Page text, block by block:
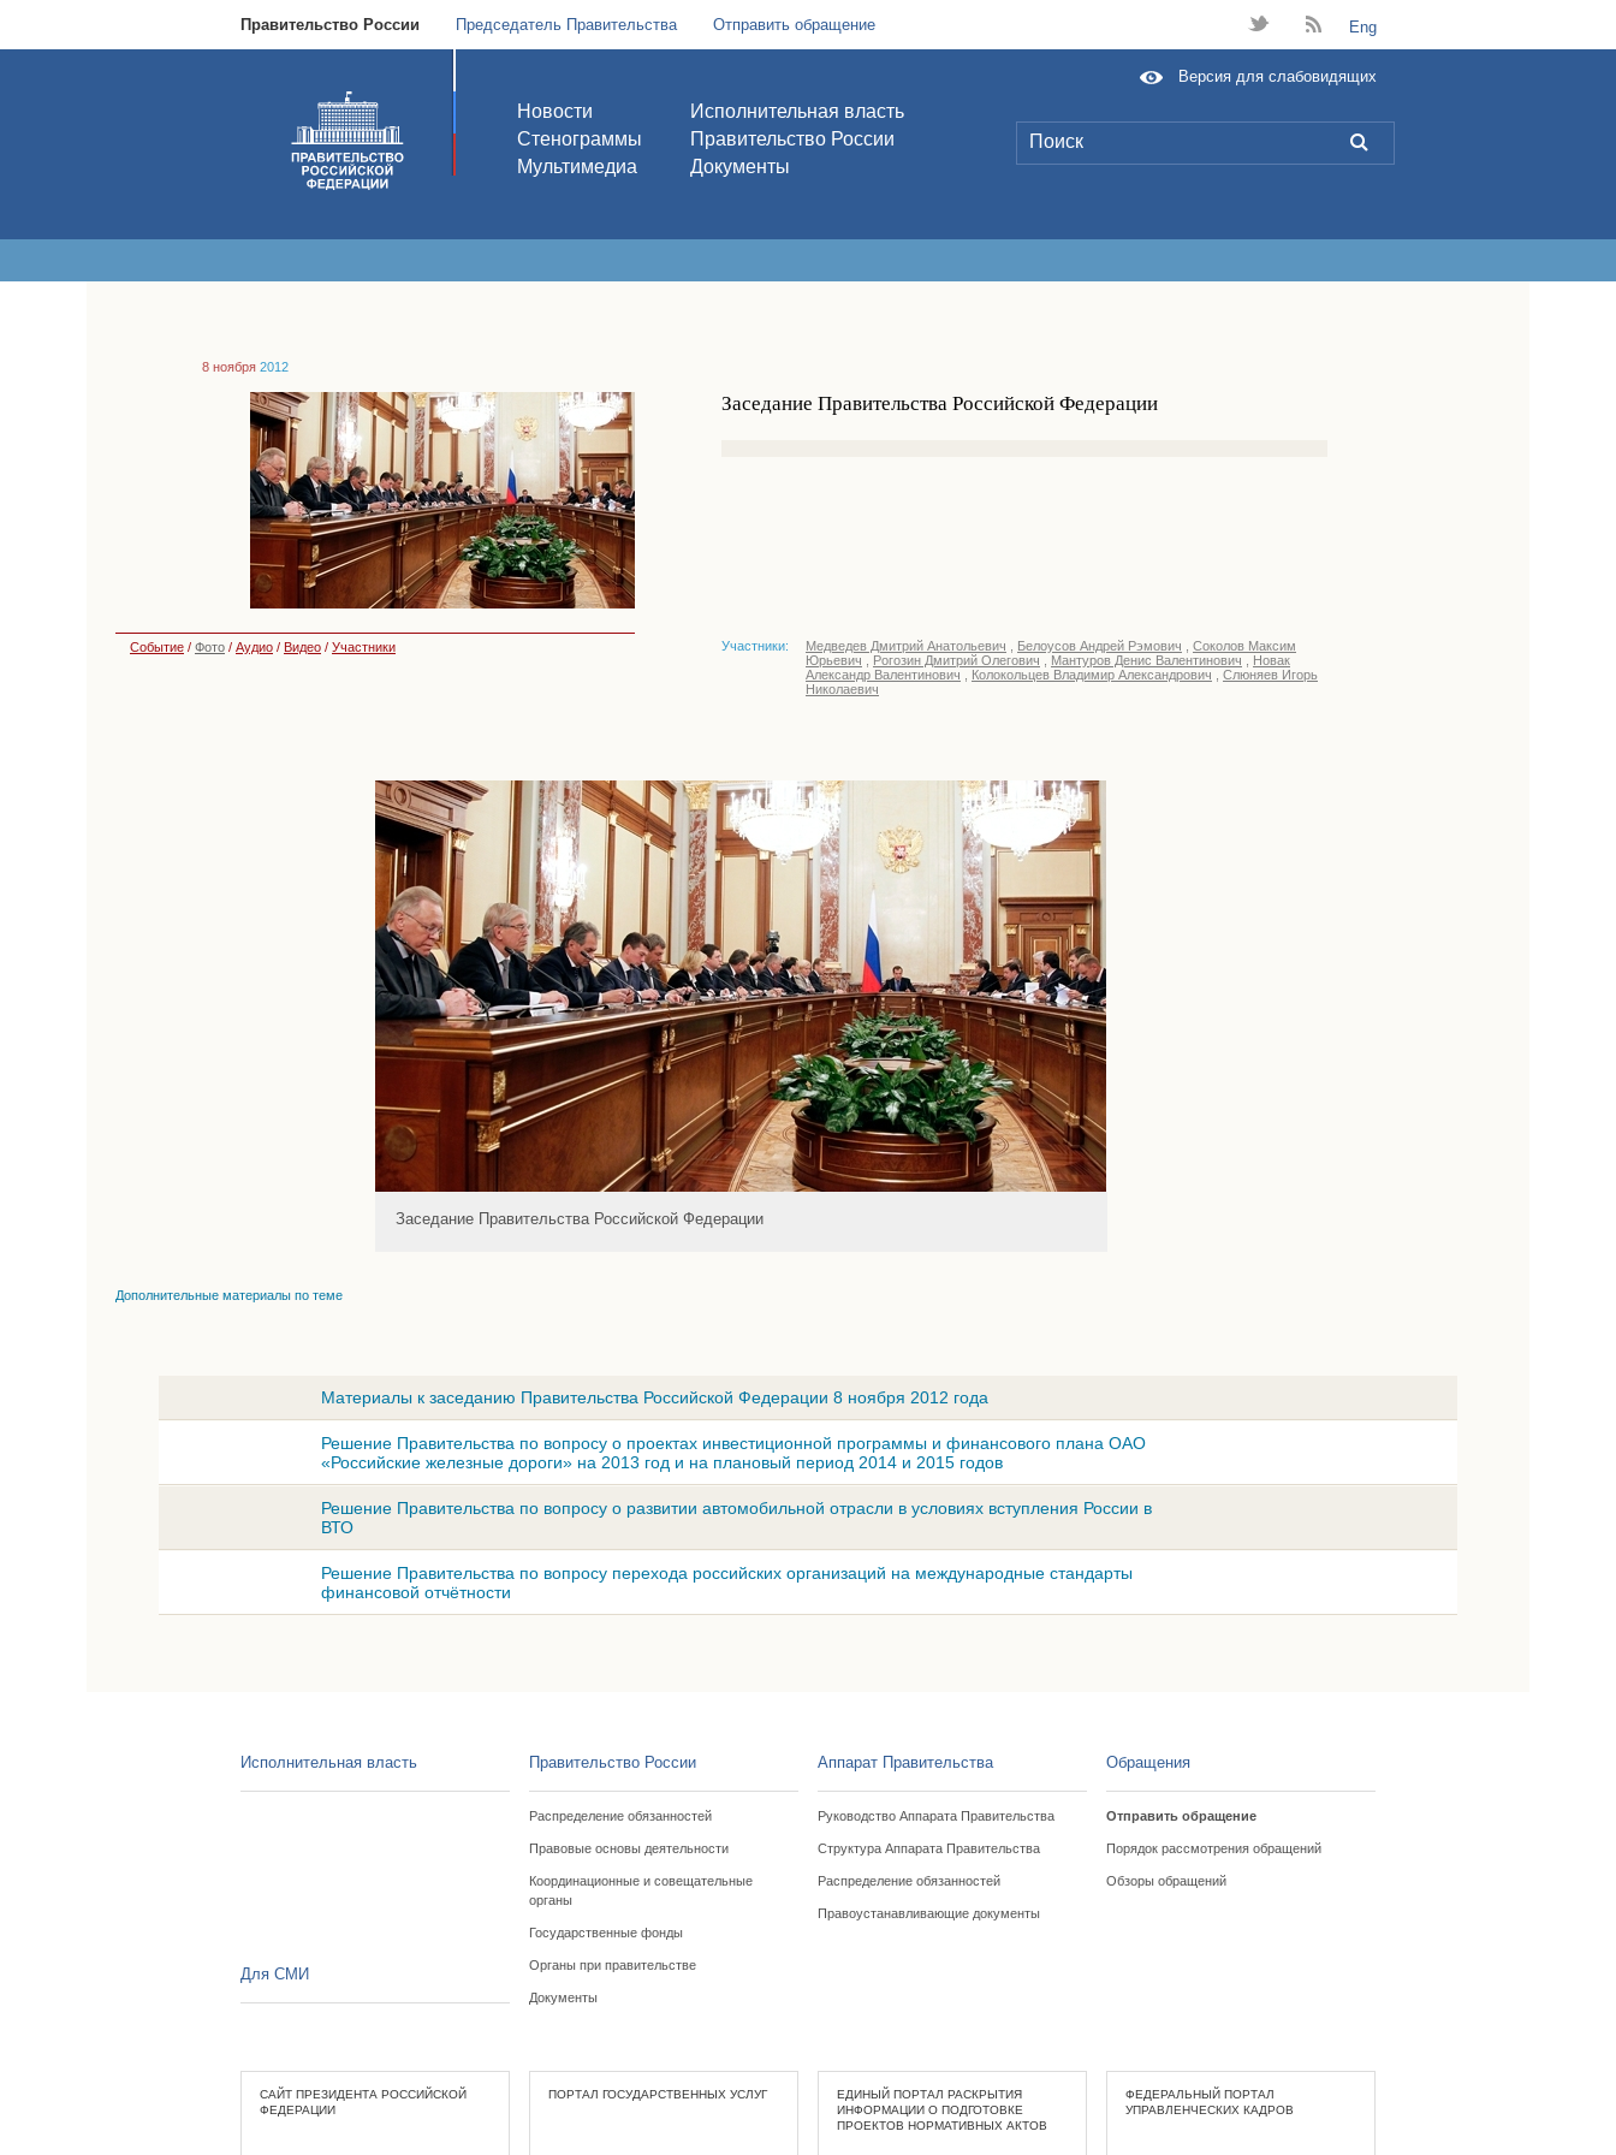
Правительство России Председатель Правительства Отправить обращение t B Eng
Новости
Стенограммы
Мультимедиа
Исполнительная власть
Правительство России
Документы
L
Версия для слабовидящих
8 ноября 2012
Заседание Правительства Российской Федерации
Событие / Фото / Аудио / Видео / Участники Участники: Медведев Дмитрий Анатольевич Белоусов Андрей Рэмович
Соколов Максим
Юрьевич
Рогозин Дмитрий Олегович Мантуров Денис Валентинович
Новак
Александр Валентинович
Колокольцев Владимир Александрович
Слюняев Игорь
Николаевич
Заседание Правительства Российской Федерации
Дополнительные материалы по теме
Материалы к заседанию Правительства Российской Федерации 8 ноября 2012 года
Решение Правительства по вопросу о проектах инвестиционной программы и финансового плана ОАО
«Российские железные дороги» на 2013 год и на плановый период 2014 и 2015 годов
Решение Правительства по вопросу о развитии автомобильной отрасли в условиях вступления России в
ВТО
Решение Правительства по вопросу перехода российских организаций на международные стандарты
финансовой отчётности
Исполнительная власть Правительство России
Распределение обязанностей
Правовые основы деятельности
Координационные и совещательные
органы
Государственные фонды
Органы при правительстве
Документы
Аппарат Правительства
Руководство Аппарата Правительства
Структура Аппарата Правительства
Распределение обязанностей
Правоустанавливающие документы
Обращения
Отправить обращение
Порядок рассмотрения обращений
Обзоры обращений
Для СМИ
САЙТ ПРЕЗИДЕНТА РОССИЙСКОЙ
ФЕДЕРАЦИИ
ПОРТАЛ ГОСУДАРСТВЕННЫХ УСЛУГ
ЕДИНЫЙ ПОРТАЛ РАСКРЫТИЯ
ИНФОРМАЦИИ О ПОДГОТОВКЕ
ПРОЕКТОВ НОРМАТИВНЫХ АКТОВ
ФЕДЕРАЛЬНЫЙ ПОРТАЛ
УПРАВЛЕНЧЕСКИХ КАДРОВ